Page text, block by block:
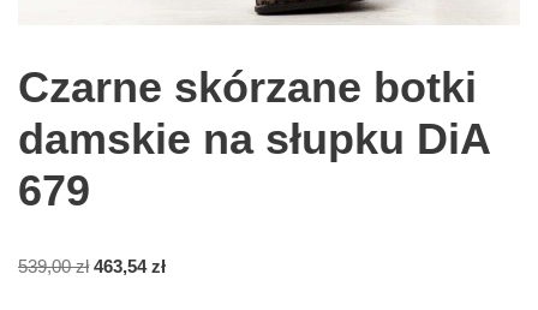
Czarne skórzane botki
damskie na słupku DiA
679
539,00zł 463,54zł